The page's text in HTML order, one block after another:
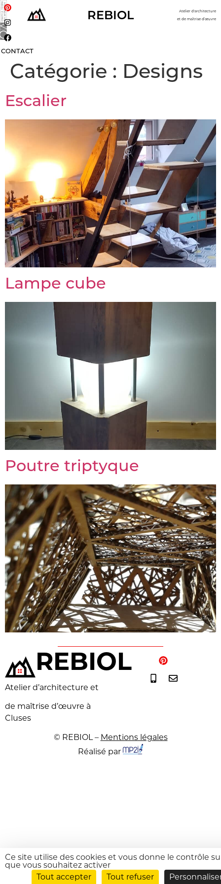
REBIOL Atelier d'architecture
et de maîtrise d’œuvre
CONTACT
Catégorie : Designs
Escalier
Lampe cube
Poutre triptyque
REBIOL
Atelier d’architecture et
de maîtrise d’œuvre à
Cluses
© REBIOL – Mentions légales
Réalisé par
Panneau de gestion des cookies
Ce site utilise des cookies et vous donne le contrôle
que vous souhaitez activer
Tout accepter
Tout refuser